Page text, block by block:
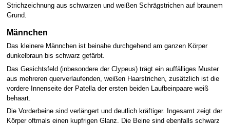
Strichzeichnung aus schwarzen und weißen Schrägstrichen auf braunem
Grund.
Männchen
Das kleinere Männchen ist beinahe durchgehend am ganzen Körper
dunkelbraun bis schwarz gefärbt.
Das Gesichtsfeld (inbesondere der Clypeus) trägt ein auffälliges Muster
aus mehreren querverlaufenden, weißen Haarstrichen, zusätzlich ist die
vordere Innenseite der Patella der ersten beiden Laufbeinpaare weiß
behaart.
Die Vorderbeine sind verlängert und deutlich kräftiger. Ingesamt zeigt der
Körper oftmals einen kupfrigen Glanz. Die Beine sind ebenfalls schwarz